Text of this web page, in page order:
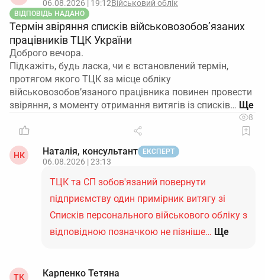
06.08.2026 | 19:12Військовий облік
ВІДПОВІДЬ НАДАНО
Термін звіряння списків військовозобов’язаних
працівників ТЦК України
Доброго вечора.
Підкажіть, будь ласка, чи є встановлений термін,
протягом якого ТЦК за місце обліку
військовозобов’язаного працівника повинен провести
звіряння, з моменту отримання витягів із списків…
8
НК Наталія, консультант ЕКСПЕРТ
06.08.2026 | 23:13
ТЦК та СП зобов'язаний повернути
підприємству один примірник витягу зі
Списків персонального військового обліку з
відповідною позначкою не пізніше… Ще
ТК Карпенко Тетяна